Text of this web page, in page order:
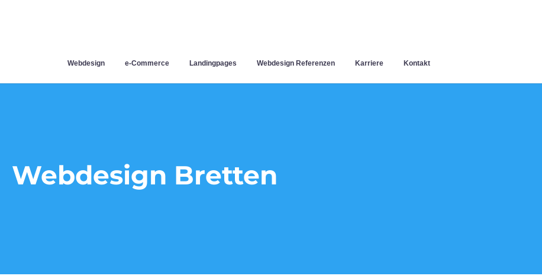
Webdesign e-Commerce Landingpages Webdesign Referenzen Karriere Kontakt
Webdesign Bretten